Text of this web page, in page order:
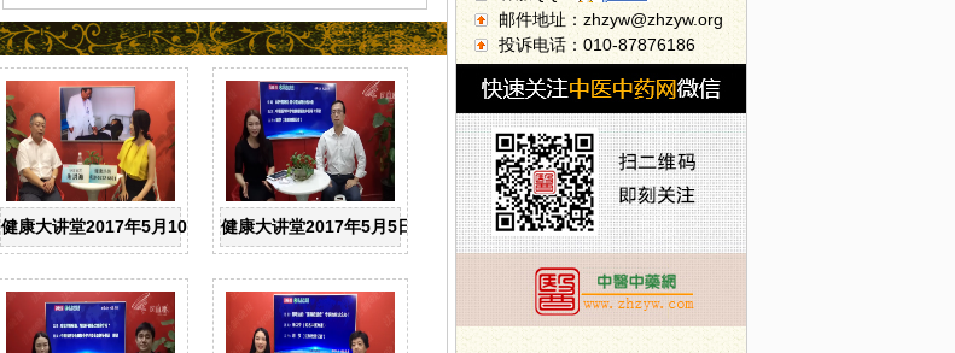
健康大讲堂2017年5月10日：中医专家朱洪海，为您解读颅面神经疾病
健康大讲堂2017年5月5日：从肝癌防治看中医如何治疗肿瘤
邮件地址：zhzyw@zhzyw.org
投诉电话：010-87876186